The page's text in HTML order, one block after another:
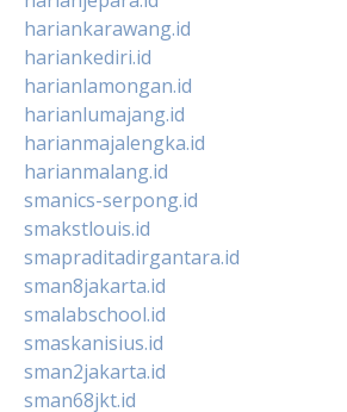
hariankarawang.id
hariankediri.id
harianlamongan.id
harianlumajang.id
harianmajalengka.id
harianmalang.id
smanics-serpong.id
smakstlouis.id
smapraditadirgantara.id
sman8jakarta.id
smalabschool.id
smaskanisius.id
sman2jakarta.id
sman68jkt.id